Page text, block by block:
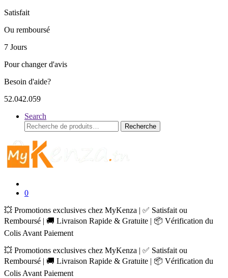
Satisfait
Ou remboursé
7 Jours
Pour changer d'avis
Besoin d'aide?
52.042.059
Search
Recherche
pour :
Recherche
0
💥 Promotions exclusives chez MyKenza | ✅ Satisfait ou
Remboursé | 🚚 Livraison Rapide & Gratuite | 📦 Vérification du
Colis Avant Paiement
💥 Promotions exclusives chez MyKenza | ✅ Satisfait ou
Remboursé | 🚚 Livraison Rapide & Gratuite | 📦 Vérification du
Colis Avant Paiement